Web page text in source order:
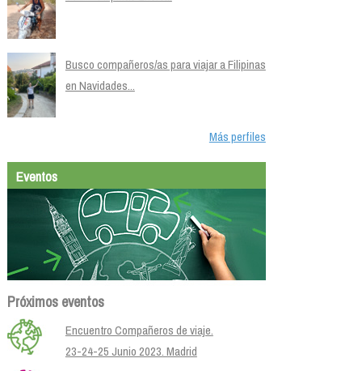
Busco compañeros/as para viajar a Filipinas
en Navidades...
Más perfiles
Eventos
Próximos eventos
Encuentro Compañeros de viaje.
23-24-25 Junio 2023. Madrid